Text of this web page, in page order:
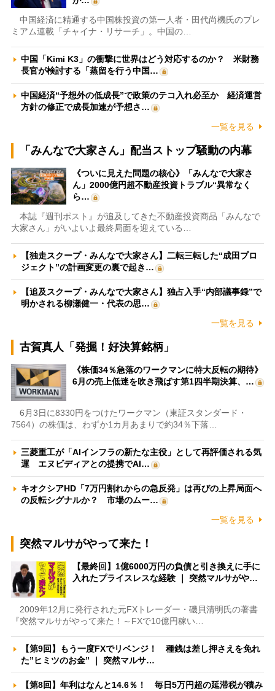
中国経済に精通する中国株投資の第一人者・田代尚機氏のプレ
ミアム連載「チャイナ・リサーチ」。中国の…
中国「Kimi K3」の衝撃に世界はどう対応するのか？ 米財務
長官が検討する「蒸留を行う中国…
中国経済“予想外の低成長”で政策のテコ入れ必至か 経済運営
方針の修正で成長加速が予想さ…
一覧を見る
「みんなで大家さん」配当ストップ騒動の内幕
《ついに見えた問題の核心》「みんなで大家さ
ん」2000億円超不動産投資トラブル“異常なく
ら…
本誌『週刊ポスト』が追及してきた不動産投資商品「みんなで
大家さん」がいよいよ最終局面を迎えている…
【独走スクープ・みんなで大家さん】二転三転した“成田プロ
ジェクト”の計画変更の裏で起き…
【追及スクープ・みんなで大家さん】独占入手“内部議事録”で
明かされる柳瀬健一・代表の思…
一覧を見る
古賀真人「発掘！好決算銘柄」
《株価34％急落のワークマンに特大反転の期待》
6月の売上低迷を吹き飛ばす第1四半期決算、…
6月3日に8330円をつけたワークマン（東証スタンダード・
7564）の株価は、わずか1カ月あまりで約34％下落…
三菱重工が「AIインフラの新たな主役」として再評価される気
運 エヌビディアとの提携でAI…
キオクシアHD「7万円割れからの急反発」は再びの上昇局面へ
の反転シグナルか？ 市場のムー…
一覧を見る
突然マルサがやって来た！
【最終回】1億6000万円の負債と引き換えに手に
入れたプライスレスな経験 ｜ 突然マルサがや…
2009年12月に発行された元FXトレーダー・磯貝清明氏の著書
『突然マルサがやって来た！～FXで10億円稼い…
【第9回】もう一度FXでリベンジ！ 種銭は差し押さえを免れ
た”ヒミツのお金” ｜ 突然マルサ…
【第8回】年利はなんと14.6％！ 毎日5万円超の延滞税が積み